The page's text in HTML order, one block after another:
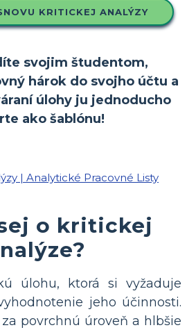
KRITICKEJ ANALÝZY
svojim študentom,
hárok do svojho účtu a
úlohy ju jednoducho
ako šablónu!
o kritickej
úlohu, ktorá si vyžaduje
jeho účinnosti.
povrchnú úroveň a hlbšie